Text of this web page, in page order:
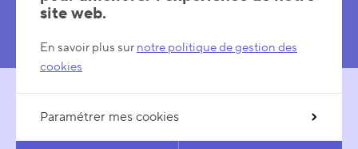
Réglages cookies
SUIVEZ-NOUS
site web.
En savoir plus sur notre politique de gestion des
cookies
Paramétrer mes cookies